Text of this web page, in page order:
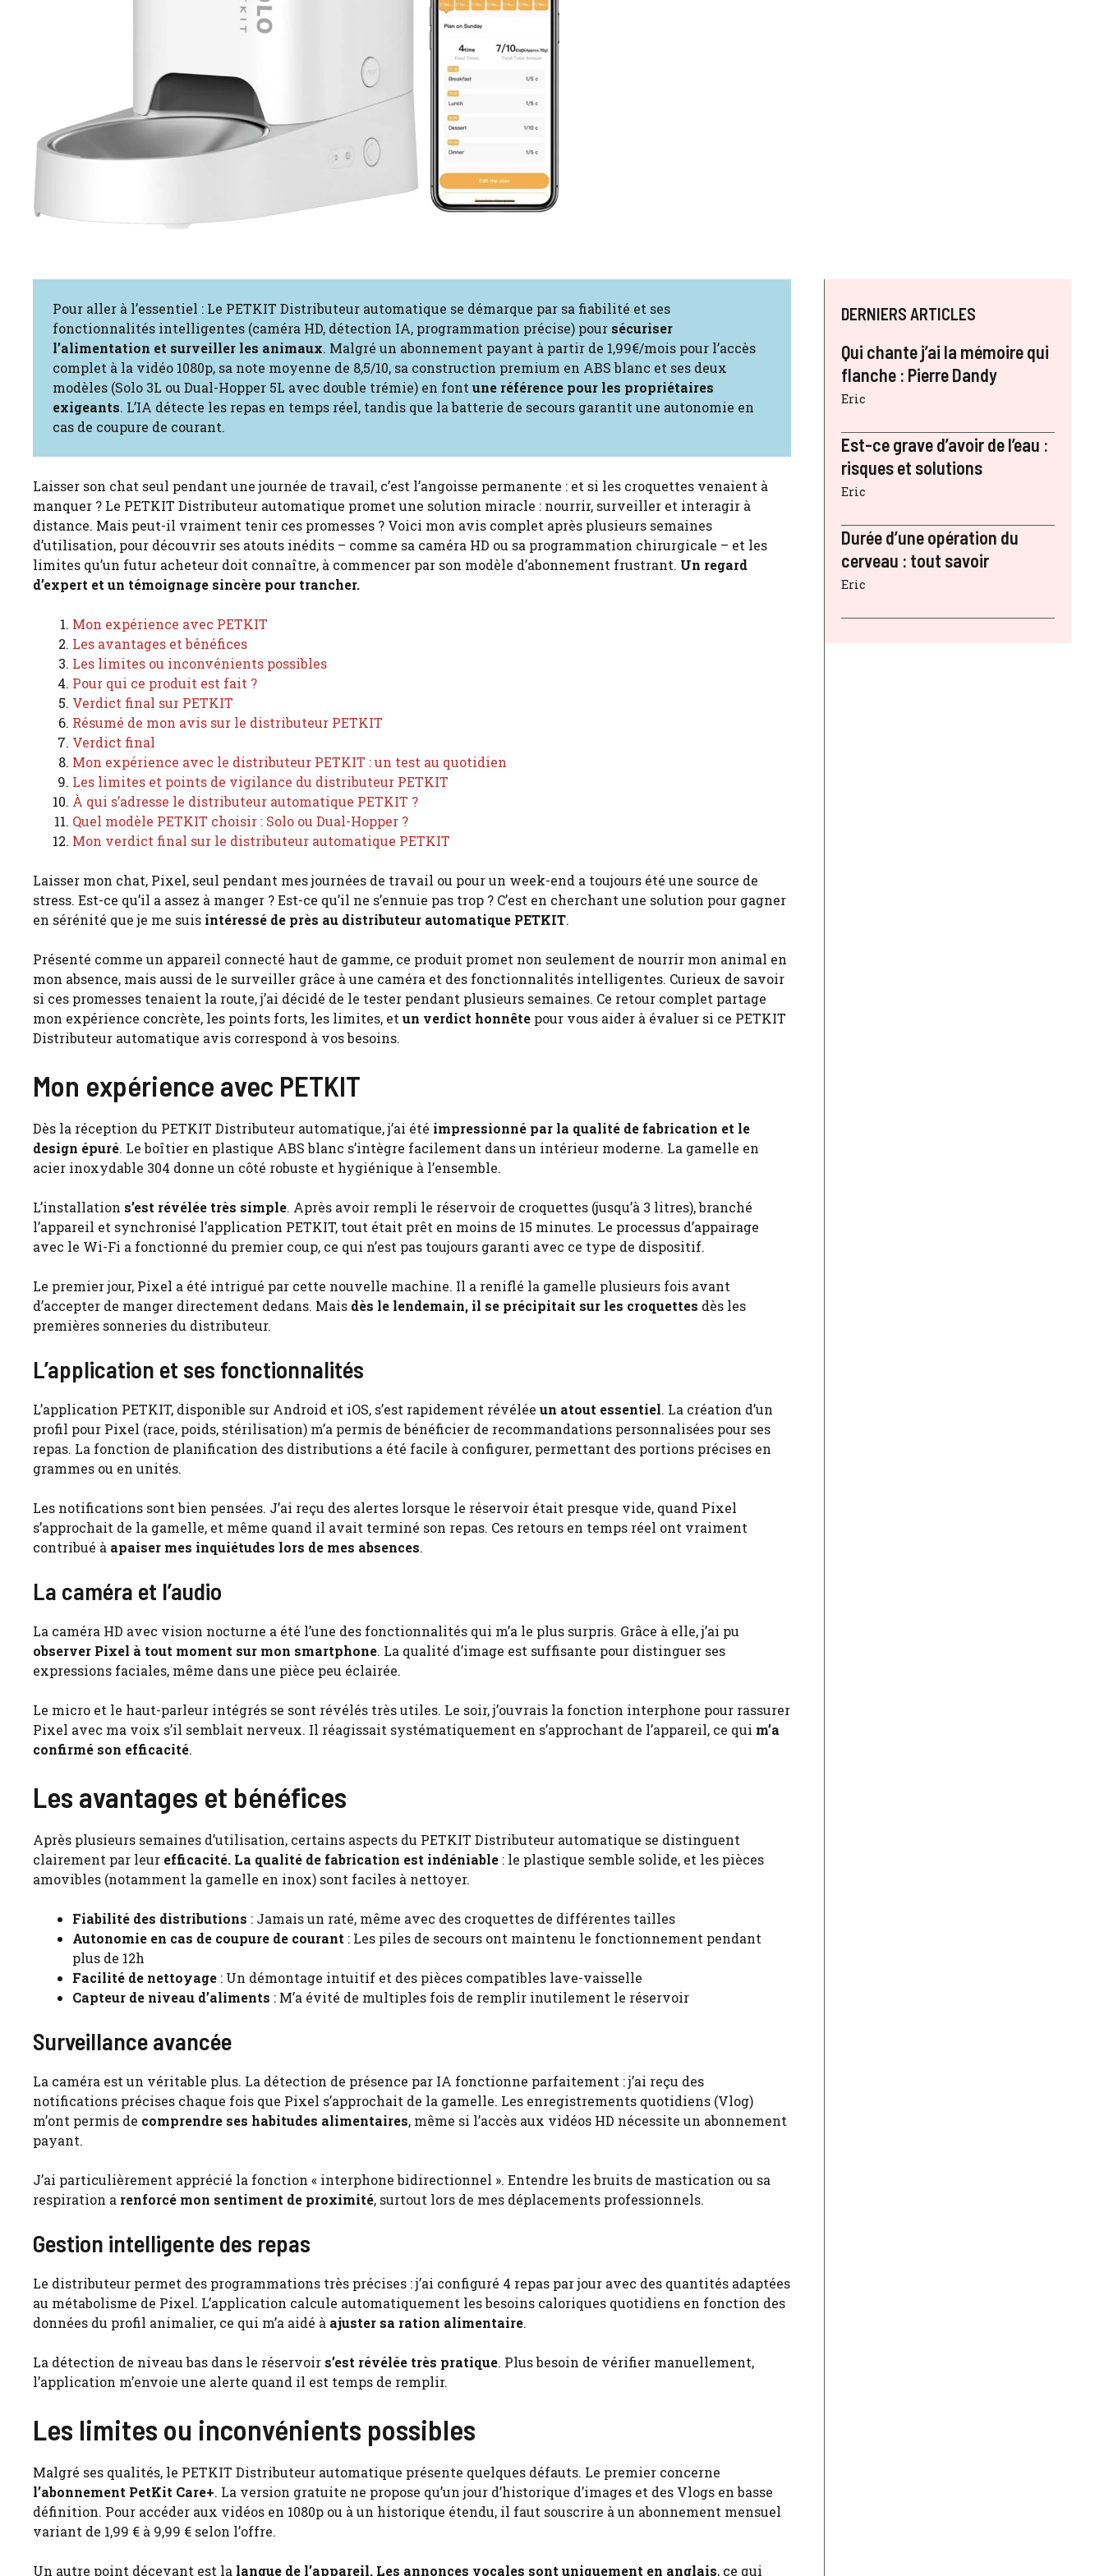
Pour aller à l’essentiel : Le PETKIT Distributeur automatique se démarque par sa fiabilité et ses
fonctionnalités intelligentes (caméra HD, détection IA, programmation précise) pour sécuriser
l’alimentation et surveiller les animaux. Malgré un abonnement payant à partir de 1,99€/mois pour l’accès
complet à la vidéo 1080p, sa note moyenne de 8,5/10, sa construction premium en ABS blanc et ses deux
modèles (Solo 3L ou Dual-Hopper 5L avec double trémie) en font une référence pour les propriétaires
exigeants. L’IA détecte les repas en temps réel, tandis que la batterie de secours garantit une autonomie en
cas de coupure de courant.
Laisser son chat seul pendant une journée de travail, c’est l’angoisse permanente : et si les croquettes venaient à
manquer ? Le PETKIT Distributeur automatique promet une solution miracle : nourrir, surveiller et interagir à
distance. Mais peut-il vraiment tenir ces promesses ? Voici mon avis complet après plusieurs semaines
d’utilisation, pour découvrir ses atouts inédits – comme sa caméra HD ou sa programmation chirurgicale – et les
limites qu’un futur acheteur doit connaître, à commencer par son modèle d’abonnement frustrant. Un regard
d’expert et un témoignage sincère pour trancher.
Mon expérience avec PETKIT
Les avantages et bénéfices
Les limites ou inconvénients possibles
Pour qui ce produit est fait ?
Verdict final sur PETKIT
Résumé de mon avis sur le distributeur PETKIT
Verdict final
Mon expérience avec le distributeur PETKIT : un test au quotidien
Les limites et points de vigilance du distributeur PETKIT
À qui s’adresse le distributeur automatique PETKIT ?
Quel modèle PETKIT choisir : Solo ou Dual-Hopper ?
Mon verdict final sur le distributeur automatique PETKIT
Laisser mon chat, Pixel, seul pendant mes journées de travail ou pour un week-end a toujours été une source de
stress. Est-ce qu’il a assez à manger ? Est-ce qu’il ne s’ennuie pas trop ? C’est en cherchant une solution pour gagner
en sérénité que je me suis intéressé de près au distributeur automatique PETKIT.
Présenté comme un appareil connecté haut de gamme, ce produit promet non seulement de nourrir mon animal en
mon absence, mais aussi de le surveiller grâce à une caméra et des fonctionnalités intelligentes. Curieux de savoir
si ces promesses tenaient la route, j’ai décidé de le tester pendant plusieurs semaines. Ce retour complet partage
mon expérience concrète, les points forts, les limites, et un verdict honnête pour vous aider à évaluer si ce PETKIT
Distributeur automatique avis correspond à vos besoins.
Mon expérience avec PETKIT
Dès la réception du PETKIT Distributeur automatique, j’ai été impressionné par la qualité de fabrication et le
design épuré. Le boîtier en plastique ABS blanc s’intègre facilement dans un intérieur moderne. La gamelle en
acier inoxydable 304 donne un côté robuste et hygiénique à l’ensemble.
L’installation s’est révélée très simple. Après avoir rempli le réservoir de croquettes (jusqu’à 3 litres), branché
l’appareil et synchronisé l’application PETKIT, tout était prêt en moins de 15 minutes. Le processus d’appairage
avec le Wi-Fi a fonctionné du premier coup, ce qui n’est pas toujours garanti avec ce type de dispositif.
Le premier jour, Pixel a été intrigué par cette nouvelle machine. Il a reniflé la gamelle plusieurs fois avant
d’accepter de manger directement dedans. Mais dès le lendemain, il se précipitait sur les croquettes dès les
premières sonneries du distributeur.
L’application et ses fonctionnalités
L’application PETKIT, disponible sur Android et iOS, s’est rapidement révélée un atout essentiel. La création d’un
profil pour Pixel (race, poids, stérilisation) m’a permis de bénéficier de recommandations personnalisées pour ses
repas. La fonction de planification des distributions a été facile à configurer, permettant des portions précises en
grammes ou en unités.
Les notifications sont bien pensées. J’ai reçu des alertes lorsque le réservoir était presque vide, quand Pixel
s’approchait de la gamelle, et même quand il avait terminé son repas. Ces retours en temps réel ont vraiment
contribué à apaiser mes inquiétudes lors de mes absences.
La caméra et l’audio
La caméra HD avec vision nocturne a été l’une des fonctionnalités qui m’a le plus surpris. Grâce à elle, j’ai pu
observer Pixel à tout moment sur mon smartphone. La qualité d’image est suffisante pour distinguer ses
expressions faciales, même dans une pièce peu éclairée.
Le micro et le haut-parleur intégrés se sont révélés très utiles. Le soir, j’ouvrais la fonction interphone pour rassurer
Pixel avec ma voix s’il semblait nerveux. Il réagissait systématiquement en s’approchant de l’appareil, ce qui m’a
confirmé son efficacité.
Les avantages et bénéfices
Après plusieurs semaines d’utilisation, certains aspects du PETKIT Distributeur automatique se distinguent
clairement par leur efficacité. La qualité de fabrication est indéniable : le plastique semble solide, et les pièces
amovibles (notamment la gamelle en inox) sont faciles à nettoyer.
Fiabilité des distributions : Jamais un raté, même avec des croquettes de différentes tailles
Autonomie en cas de coupure de courant : Les piles de secours ont maintenu le fonctionnement pendant
plus de 12h
Facilité de nettoyage : Un démontage intuitif et des pièces compatibles lave-vaisselle
Capteur de niveau d’aliments : M’a évité de multiples fois de remplir inutilement le réservoir
Surveillance avancée
La caméra est un véritable plus. La détection de présence par IA fonctionne parfaitement : j’ai reçu des
notifications précises chaque fois que Pixel s’approchait de la gamelle. Les enregistrements quotidiens (Vlog)
m’ont permis de comprendre ses habitudes alimentaires, même si l’accès aux vidéos HD nécessite un abonnement
payant.
J’ai particulièrement apprécié la fonction « interphone bidirectionnel ». Entendre les bruits de mastication ou sa
respiration a renforcé mon sentiment de proximité, surtout lors de mes déplacements professionnels.
Gestion intelligente des repas
Le distributeur permet des programmations très précises : j’ai configuré 4 repas par jour avec des quantités adaptées
au métabolisme de Pixel. L’application calcule automatiquement les besoins caloriques quotidiens en fonction des
données du profil animalier, ce qui m’a aidé à ajuster sa ration alimentaire.
La détection de niveau bas dans le réservoir s’est révélée très pratique. Plus besoin de vérifier manuellement,
l’application m’envoie une alerte quand il est temps de remplir.
Les limites ou inconvénients possibles
Malgré ses qualités, le PETKIT Distributeur automatique présente quelques défauts. Le premier concerne
l’abonnement PetKit Care+. La version gratuite ne propose qu’un jour d’historique d’images et des Vlogs en basse
définition. Pour accéder aux vidéos en 1080p ou à un historique étendu, il faut souscrire à un abonnement mensuel
variant de 1,99 € à 9,99 € selon l’offre.
Un autre point décevant est la langue de l’appareil. Les annonces vocales sont uniquement en anglais, ce qui
DERNIERS ARTICLES
Qui chante j’ai la mémoire qui
flanche : Pierre Dandy
Eric
Est-ce grave d’avoir de l’eau :
risques et solutions
Eric
Durée d’une opération du
cerveau : tout savoir
Eric